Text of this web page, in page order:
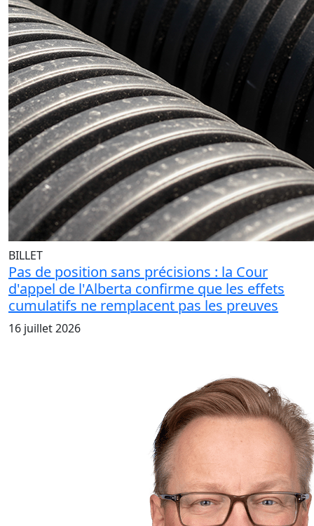
BILLET
Pas de position sans précisions : la Cour
d'appel de l'Alberta confirme que les effets
cumulatifs ne remplacent pas les preuves
16 juillet 2026